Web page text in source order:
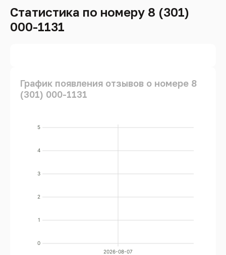
Статистика по номеру 8 (301)
000-1131
График появления отзывов о номере 8
(301) 000-1131
0
1
2
3
4
5
2026-08-07